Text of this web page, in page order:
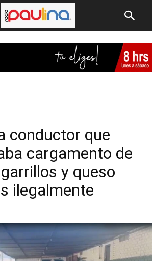
conductor que
cargamento de
y queso
ilegalmente